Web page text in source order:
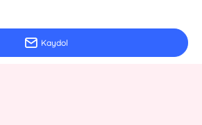
Kaydol